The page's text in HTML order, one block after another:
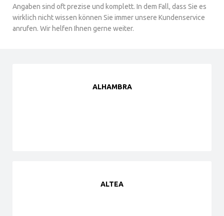
Angaben sind oft prezise und komplett. In dem Fall, dass Sie es
wirklich nicht wissen können Sie immer unsere Kundenservice
anrufen. Wir helfen Ihnen gerne weiter.
ALHAMBRA
ALTEA